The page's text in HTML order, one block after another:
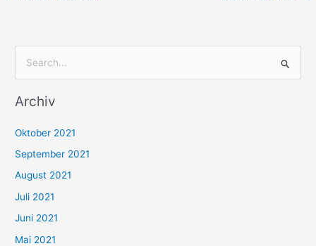
c
n
n
a
c
h
Archiv
Oktober 2021
September 2021
August 2021
Juli 2021
Juni 2021
Mai 2021